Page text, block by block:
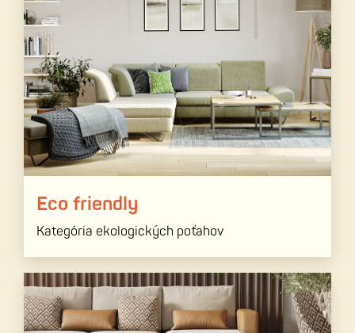
Eco friendly
Kategória ekologických poťahov